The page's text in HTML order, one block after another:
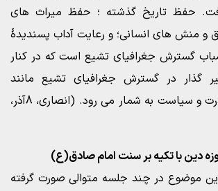
حفظ تاریخ گذشته ؛ حفظ میراث های
و منش های انسانی؛ و رعایت آداب پسندیدۀ
گسترش جغرافیای تشیع است که در کنار
گذار در گسترش جغرافیای تشیع مانند
اقتصاد و علم و قدرت و سیاست به شمار می رود. (انصاری، 8آذر،
موضوع در چند جلسه متوالی صورت گرفته